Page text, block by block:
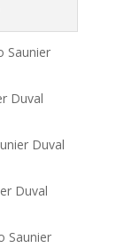
Saunier
Duval
Duval
Duval
Saunier